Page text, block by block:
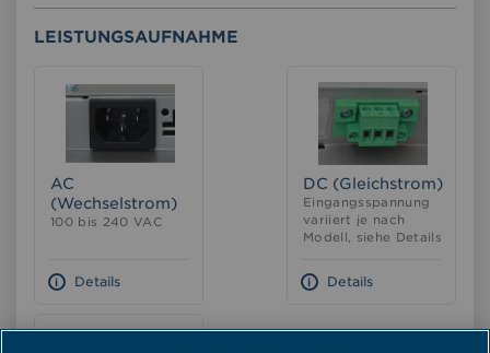
LEISTUNGSAUFNAHME
AC
(Wechselstrom)
100 bis 240 VAC
Details
DC (Gleichstrom)
Eingangsspannung
variiert je nach
Modell, siehe Details
Details